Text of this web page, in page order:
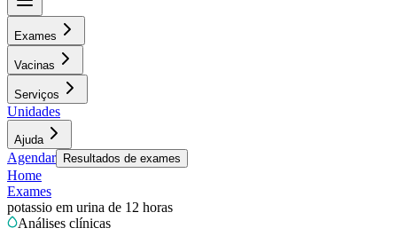
Exames
Vacinas
Serviços
Unidades
Ajuda
Agendar Resultados de exames
Home
Exames
potassio em urina de 12 horas
Análises clínicas